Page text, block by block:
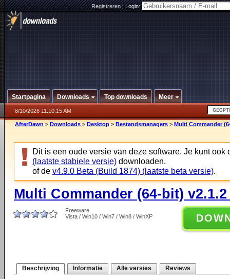
Registreren|Login:
Startpagina Downloads Top downloads Meer
8/10/2026 11:10:15 AM
AfterDawn > Downloads > Desktop > Bestandsmanagers > Multi Commander
Dit is een oude versie van deze software. Je kunt ook
(laatste stabiele versie) downloaden.
of de v4.9.0 Beta (Build 1874) (laatste beta versie).
Multi Commander (64-bit)
Freeware
Vista / Win10 / Win7 / Win8 / WinXP
Beschrijving Informatie Alle versies Reviews